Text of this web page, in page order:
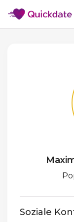
Soziale